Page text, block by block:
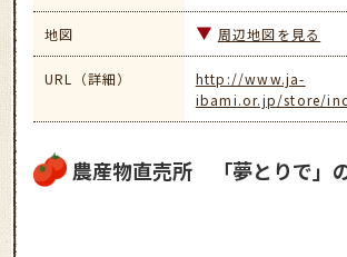
地図 周辺地図を見る
URL（詳細）
http://www.ja-
ibami.or.jp/store/
農産物直売所 「夢とりで」